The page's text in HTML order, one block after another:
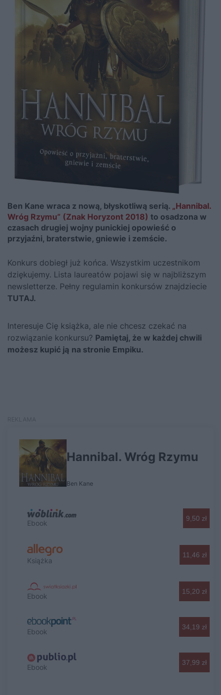
Ben Kane wraca z nową, błyskotliwą serią. „Hannibal.
Wróg Rzymu” (Znak Horyzont 2018) to osadzona w
czasach drugiej wojny punickiej opowieść o
przyjaźni, braterstwie, gniewie i zemście.
Konkurs dobiegł już końca. Wszystkim uczestnikom
dziękujemy. Lista laureatów pojawi się w najbliższym
newsletterze. Pełny regulamin konkursów znajdziecie
TUTAJ.
Interesuje Cię książka, ale nie chcesz czekać na
rozwiązanie konkursu? Pamiętaj, że w każdej chwili
możesz kupić ją na stronie Empiku.